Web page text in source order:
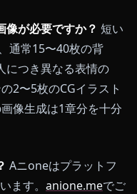
像が必要ですか？ 短い
通常15〜40枚の背
につき異なる表情の
2〜5枚のCGイラスト
像生成は1章分を十分
Aニoneはプラットフ
ます。 anione.meでご